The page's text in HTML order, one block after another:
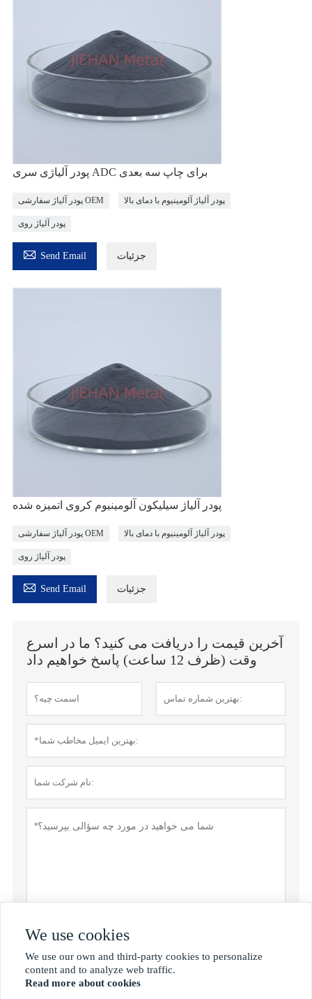
پودر آلیاژی سری ADC برای چاپ سه بعدی
پودر آلیاژ سفارشی OEM پودر آلیاژ آلومینیوم با دمای بالا
پودر آلیاژ روی
 Send Email جزئیات
پودر آلیاژ سیلیکون آلومینیوم کروی اتمیزه شده
پودر آلیاژ سفارشی OEM پودر آلیاژ آلومینیوم با دمای بالا
پودر آلیاژ روی
 Send Email جزئیات
آخرین قیمت را دریافت می کنید؟ ما در اسرع
وقت (ظرف 12 ساعت) پاسخ خواهیم داد
We use cookies
We use our own and third-party cookies to personalize
content and to analyze web traffic.
Read more about cookies